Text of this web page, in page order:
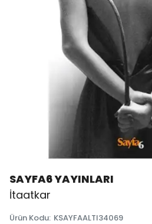
SAYFA6 YAYINLARI
İtaatkar
Ürün Kodu: KSAYFAALTI34069